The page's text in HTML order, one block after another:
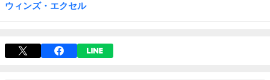
ウィンズ・エクセル